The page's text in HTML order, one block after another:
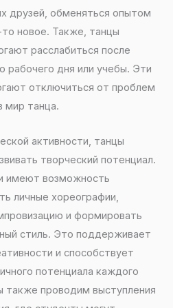
друзей, обменяться опытом
то новое. Также, танцы
расслабиться после
рабочего дня или учебы. Эти
отключиться от проблем
мир танца.
активности, танцы
творческий потенциал.
имеют возможность
личные хореографии,
и формировать
стиль. Это поддерживает
и способствует
потенциала каждого
также проводим выступления